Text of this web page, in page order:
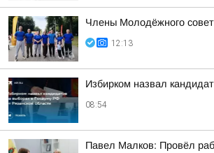
Члены Молодёжного
12:13
Избирком назвал
08:54
Павел Малков: Провёл